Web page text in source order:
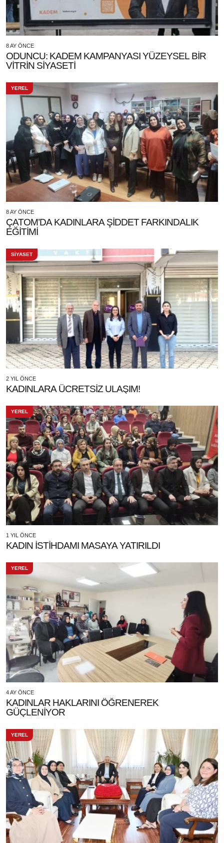
8 AY ÖNCE
ODUNCU: KADEM KAMPANYASI YÜZEYSEL BİR
VİTRİN SİYASETİ
YEREL
8 AY ÖNCE
ÇATOM’DA KADINLARA ŞİDDET FARKINDALIK
EĞİTİMİ
SİYASET
2 YIL ÖNCE
KADINLARA ÜCRETSİZ ULAŞIM!
YEREL
1 YIL ÖNCE
KADIN İSTİHDAMI MASAYA YATIRILDI
YEREL
4 AY ÖNCE
KADINLAR HAKLARINI ÖĞRENEREK
GÜÇLENİYOR
YEREL